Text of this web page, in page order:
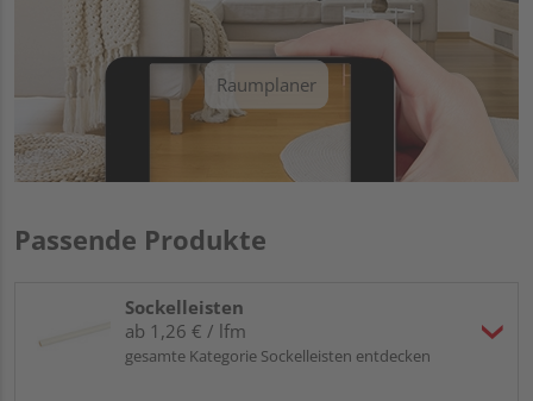
Raumplaner
Passende Produkte
Sockelleisten
ab 1,26 € / lfm
gesamte Kategorie Sockelleisten entdecken